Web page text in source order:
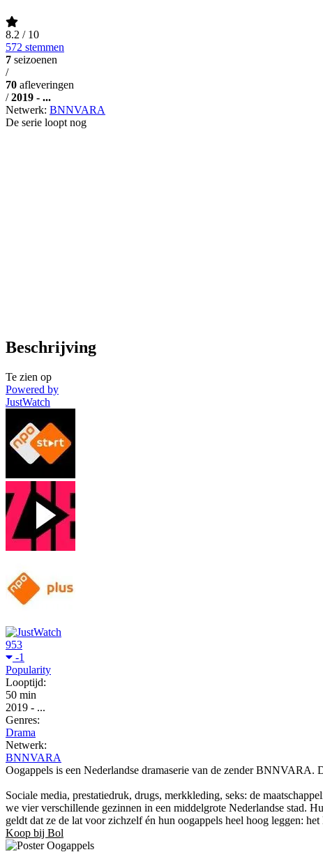
8.2 / 10
572 stemmen
7 seizoenen
/
70 afleveringen
/ 2019 - ...
Netwerk: BNNVARA
De serie loopt nog
Beschrijving
Te zien op
Powered by
JustWatch
953
-1
Popularity
Looptijd:
50 min
2019 - ...
Genres:
Drama
Netwerk:
BNNVARA
Oogappels is een Nederlandse dramaserie van de zender BNNVARA.
Sociale media, prestatiedruk, drugs, merkkleding, seks: de
we vier verschillende gezinnen in een middelgrote Nederlandse stad.
geldt dat ze de lat voor zichzelf én hun oogappels heel hoog leggen:
Koop bij Bol